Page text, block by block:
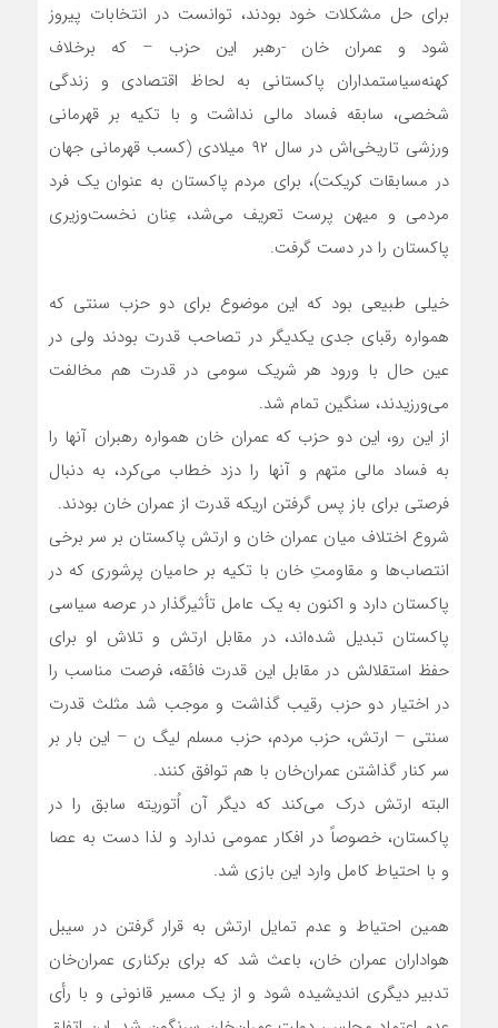
برای حل مشکلات خود بودند، توانست در انتخابات پیروز
شود و عمران خان -رهبر این حزب – که برخلاف
کهنه‌سیاستمداران پاکستانی به لحاظ اقتصادی و زندگی
شخصی، سابقه فساد مالی نداشت و با تکیه بر قهرمانی
ورزشی تاریخی‌اش در سال ۹۲ میلادی (کسب قهرمانی جهان
در مسابقات کریکت)، برای مردم پاکستان به عنوان یک فرد
مردمی و میهن پرست تعریف می‌شد، عِنان نخست‌وزیری
پاکستان را در دست گرفت.
خیلی طبیعی بود که این موضوع برای دو حزب سنتی که
همواره رقبای جدی یکدیگر در تصاحب قدرت بودند ولی در
عین حال با ورود هر شریک سومی در قدرت هم مخالفت
می‌ورزیدند، سنگین تمام شد.
از این رو، این دو حزب که عمران خان همواره رهبران آنها را
به فساد مالی متهم و آنها را دزد خطاب می‌کرد، به دنبال
فرصتی برای باز پس گرفتن اریکه قدرت از عمران خان بودند.
شروع اختلاف میان عمران خان و ارتش پاکستان بر سر برخی
انتصاب‌ها و مقاومتِ خان با تکیه بر حامیان پرشوری که در
پاکستان دارد و اکنون به یک عامل تأثیرگذار در عرصه سیاسی
پاکستان تبدیل شده‌اند، در مقابل ارتش و تلاش او برای
حفظ استقلالش در مقابل این قدرت فائقه، فرصت مناسب را
در اختیار دو حزب رقیب گذاشت و موجب شد مثلث قدرت
سنتی – ارتش، حزب مردم، حزب مسلم لیگ ن – این بار بر
سر کنار گذاشتن عمران‌خان با هم توافق کنند.
البته ارتش درک می‌کند که دیگر آن اُتوریته سابق را در
پاکستان، خصوصاً در افکار عمومی ندارد و لذا دست به عصا
و با احتیاط کامل وارد این بازی شد.
همین احتیاط و عدم تمایل ارتش به قرار گرفتن در سیبل
هواداران عمران خان، باعث شد که برای برکناری عمران‌خان
تدبیر دیگری اندیشیده شود و از یک مسیر قانونی و با رأی